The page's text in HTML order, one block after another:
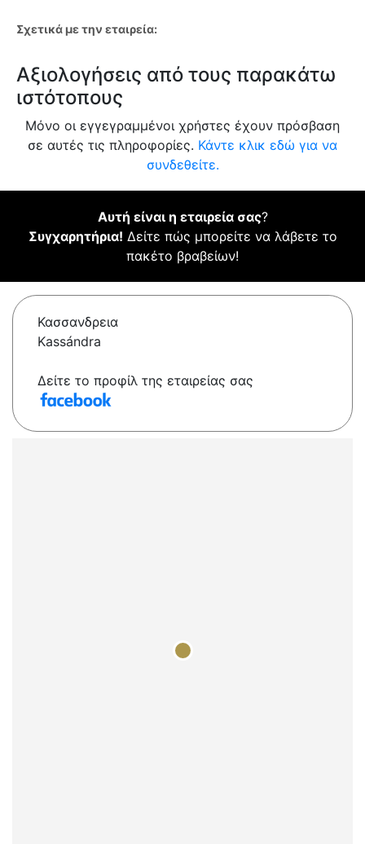
Σχετικά με την εταιρεία:
Αξιολογήσεις από τους παρακάτω
ιστότοπους
Μόνο οι εγγεγραμμένοι χρήστες έχουν πρόσβαση
σε αυτές τις πληροφορίες. Κάντε κλικ εδώ για να
συνδεθείτε.
Αυτή είναι η εταιρεία σας?
Συγχαρητήρια! Δείτε πώς μπορείτε να λάβετε το
πακέτο βραβείων!
Κασσανδρεια
Kassándra
Δείτε το προφίλ της εταιρείας σας